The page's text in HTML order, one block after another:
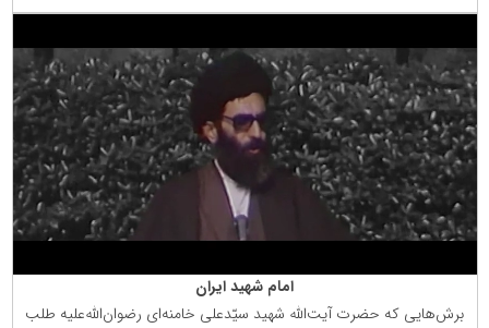
امام شهید ایران
برش‌هایی كه حضرت آیت‌الله شهید سیّدعلی خامنه‌ای رضوان‌الله‌علیه طلب